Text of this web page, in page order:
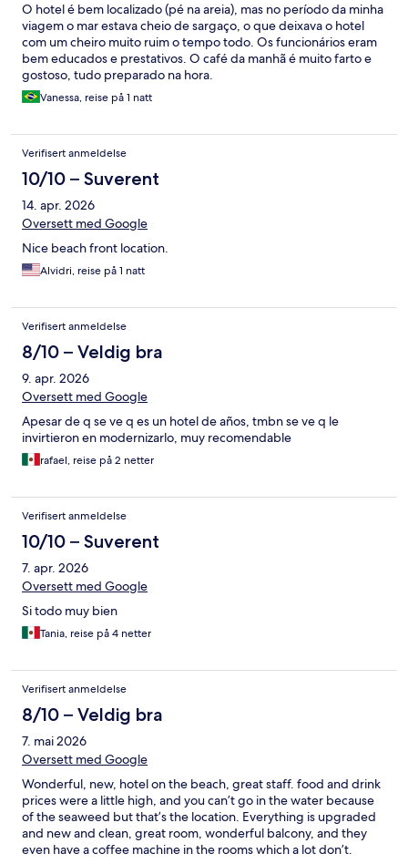
O hotel é bem localizado (pé na areia), mas no período da minha
viagem o mar estava cheio de sargaço, o que deixava o hotel
com um cheiro muito ruim o tempo todo. Os funcionários eram
bem educados e prestativos. O café da manhã é muito farto e
gostoso, tudo preparado na hora.
Vanessa, reise på 1 natt
Verifisert anmeldelse
10/10 – Suverent
14. apr. 2026
Oversett med Google
Nice beach front location.
Alvidri, reise på 1 natt
Verifisert anmeldelse
8/10 – Veldig bra
9. apr. 2026
Oversett med Google
Apesar de q se ve q es un hotel de años, tmbn se ve q le
invirtieron en modernizarlo, muy recomendable
rafael, reise på 2 netter
Verifisert anmeldelse
10/10 – Suverent
7. apr. 2026
Oversett med Google
Si todo muy bien
Tania, reise på 4 netter
Verifisert anmeldelse
8/10 – Veldig bra
7. mai 2026
Oversett med Google
Wonderful, new, hotel on the beach, great staff. food and drink
prices were a little high, and you can’t go in the water because
of the seaweed but that’s the location. Everything is upgraded
and new and clean, great room, wonderful balcony, and they
even have a coffee machine in the rooms which a lot don’t.